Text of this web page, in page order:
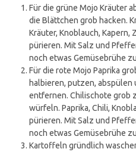
Für die grüne Mojo Kräuter
die Blättchen grob hacken.
Kräuter, Knoblauch,
pürieren. Mit Salz und
noch etwas Gemüsebrühe
Für die rote Mojo Paprika
halbieren, putzen, abspülen
entfernen. Chilischote grob
würfeln. Paprika, Chili,
pürieren. Mit Salz und
noch etwas Gemüsebrühe
Kartoffeln gründlich